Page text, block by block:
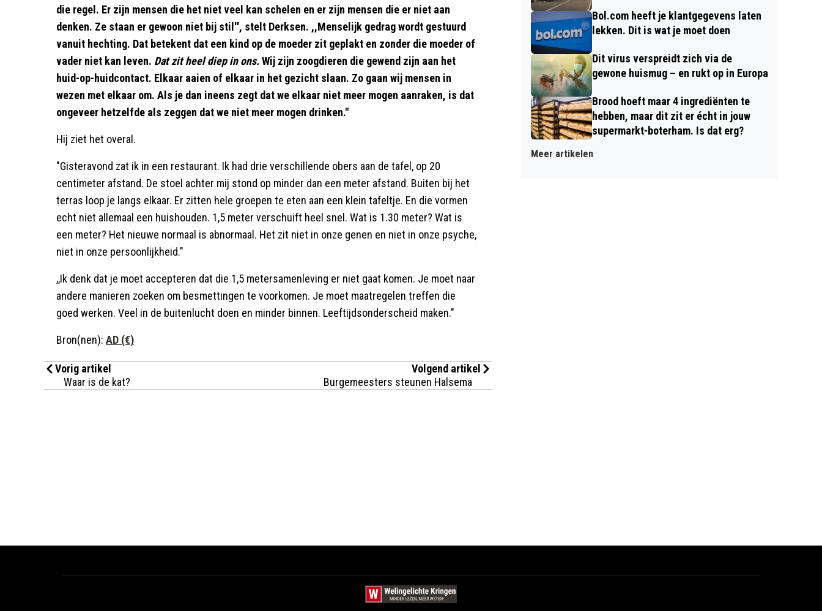
die regel. Er zijn mensen die het niet veel kan schelen en er zijn mensen die er niet aan
denken. Ze staan er gewoon niet bij stil'', stelt Derksen. ,,Menselijk gedrag wordt gestuurd
vanuit hechting. Dat betekent dat een kind op de moeder zit geplakt en zonder die moeder of
vader niet kan leven. Dat zit heel diep in ons.Wij zijn zoogdieren die gewend zijn aan het
huid-op-huidcontact. Elkaar aaien of elkaar in het gezicht slaan. Zo gaan wij mensen in
wezen met elkaar om. Als je dan ineens zegt dat we elkaar niet meer mogen aanraken, is dat
ongeveer hetzelfde als zeggen dat we niet meer mogen drinken."
Hij ziet het overal.
"Gisteravond zat ik in een restaurant. Ik had drie verschillende obers aan de tafel, op 20
centimeter afstand. De stoel achter mij stond op minder dan een meter afstand. Buiten bij het
terras loop je langs elkaar. Er zitten hele groepen te eten aan een klein tafeltje. En die vormen
echt niet allemaal een huishouden. 1,5 meter verschuift heel snel. Wat is 1.30 meter? Wat is
een meter? Het nieuwe normaal is abnormaal. Het zit niet in onze genen en niet in onze psyche,
niet in onze persoonlijkheid."
,,Ik denk dat je moet accepteren dat die 1,5 metersamenleving er niet gaat komen. Je moet naar
andere manieren zoeken om besmettingen te voorkomen. Je moet maatregelen treffen die
goed werken. Veel in de buitenlucht doen en minder binnen. Leeftijdsonderscheid maken."
Bron(nen): AD (€)
Vorig artikel
Waar is de kat?
Volgend artikel
Burgemeesters steunen Halsema
Bol.com heeft je klantgegevens laten
lekken. Dit is wat je moet doen
Dit virus verspreidt zich via de
gewone huismug – en rukt op in Europa
Brood hoeft maar 4 ingrediënten te
hebben, maar dit zit er écht in jouw
supermarkt-boterham. Is dat erg?
Meer artikelen